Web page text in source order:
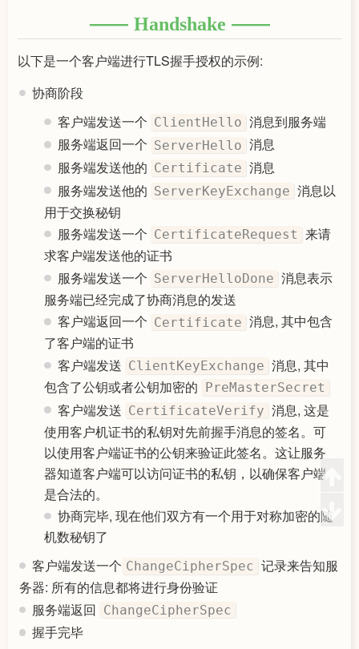
Handshake
以下是一个客户端进行TLS握手授权的示例:
协商阶段
客户端发送一个 ClientHello 消息到服务端
服务端返回一个 ServerHello 消息
服务端发送他的 Certificate 消息
服务端发送他的 ServerKeyExchange 消息以
用于交换秘钥
服务端发送一个 CertificateRequest 来请
求客户端发送他的证书
服务端发送一个 ServerHelloDone 消息表示
服务端已经完成了协商消息的发送
客户端返回一个 Certificate 消息, 其中包含
了客户端的证书
客户端发送 ClientKeyExchange 消息, 其中
包含了公钥或者公钥加密的 PreMasterSecret
客户端发送 CertificateVerify 消息, 这是
使用客户机证书的私钥对先前握手消息的签名。可
以使用客户端证书的公钥来验证此签名。这让服务
器知道客户端可以访问证书的私钥，以确保客户端
是合法的。
协商完毕, 现在他们双方有一个用于对称加密的随
机数秘钥了
客户端发送一个 ChangeCipherSpec 记录来告知服
务器: 所有的信息都将进行身份验证
服务端返回 ChangeCipherSpec
握手完毕